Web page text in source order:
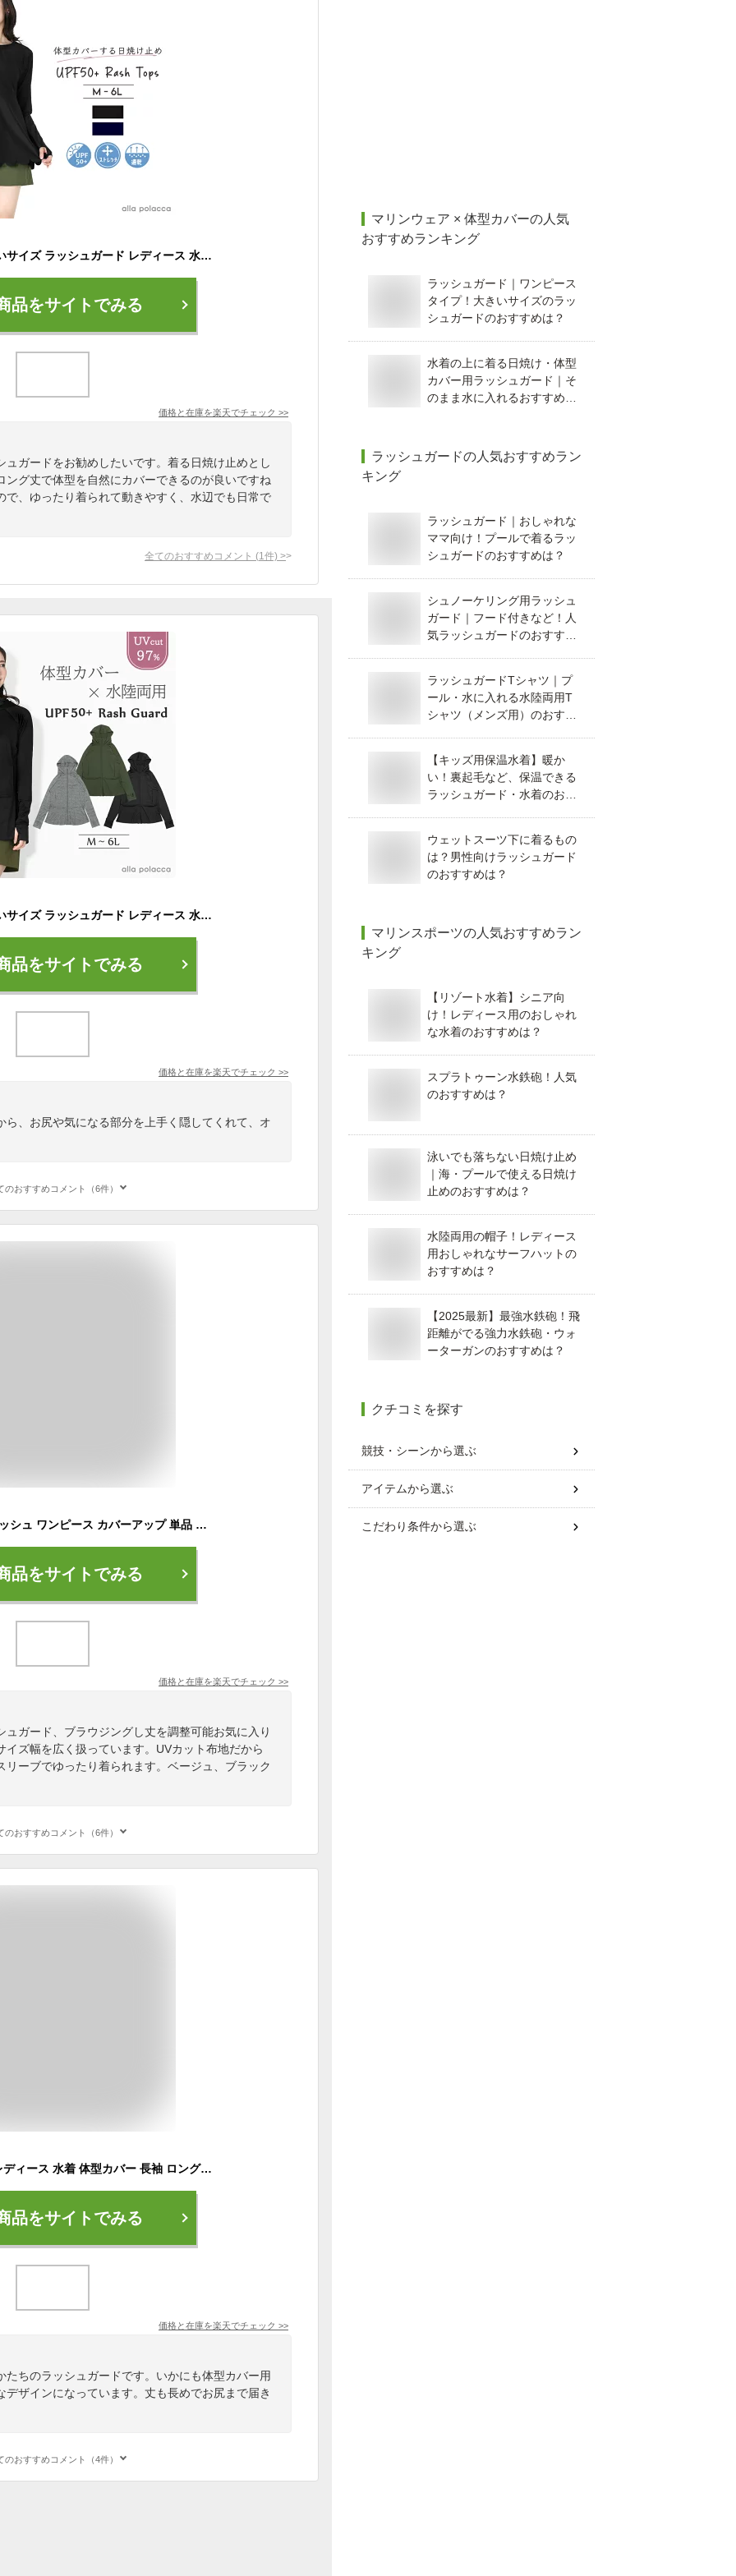
着る日焼け止め 大きいサイズ ラッシュガード レディース 水着 UPF50+ トップス スカラップ チュニック ロング丈 カバーアップ 体型カバー 6L 5L 4L 3L LL 2L L ぽっちゃり 20代 30代 40代 50代 お洒落alla polacca アラポラッカ 送料無料
品をサイトでみる
価格と在庫を楽天でチェック >>
ガードをお勧めしたいです。着る日焼け止めとし
ング丈で体型を自然にカバーできるのが良いですね
で、ゆったり着られて動きやすく、水辺でも日常で
全てのおすすめコメント (1 件) >
着る日焼け止め 大きいサイズ ラッシュガード レディース 水着 UPF50+ 長袖 フルジップ 体型カバー ロング丈 6L 5L 4L 3L LL 2L L ぽっちゃり 30代 40代 50代 60代 70代 ミセス ママ水着alla polacca アラポラッカ 送料無料
品をサイトでみる
価格と在庫を楽天でチェック >>
ら、お尻や気になる部分を上手く隠してくれて、オ
のおすすめコメント（6件）
大きいサイズ 水着 ラッシュ ワンピース カバーアップ 単品 レディース 体型カバー チュニック UPF50+ ラッシュガード ママ水着 ぽっちゃり 6L 5L 4L 3L LL L M お洒落 30代 40代 50代 60代alla polacca アラポラッカ 送料無料
品をサイトでみる
価格と在庫を楽天でチェック >>
ガード、ブラウジングし丈を調整可能お気に入り
ズ幅を広く扱っています。UVカット布地だから
ーブでゆったり着られます。ベージュ、ブラック
のおすすめコメント（6件）
【ラッシュガード】レディース 水着 体型カバー 長袖 ロングTシャツ アウター ゆったりめ レギンス スリットデザイン フリル ギャザー 20/30/40/50代 無地 黒 二の腕/お腹/太もも/お尻 露出控えめ 女子 ママ ぽっちゃり お洒落 UVカット UPF50+ 水陸両用
品をサイトでみる
価格と在庫を楽天でチェック >>
ちのラッシュガードです。いかにも体型カバー用
ザインになっています。丈も長めでお尻まで届き
のおすすめコメント（4件）
マリンウェア × 体型カバーの人気
おすすめランキング
ラッシュガード｜ワンピース
タイプ！大きいサイズのラッ
シュガードのおすすめは？
水着の上に着る日焼け・体型
カバー用ラッシュガード｜そ
のまま水に入れるおすすめ
ラッシュガードの人気おすすめラン
キング
ラッシュガード｜おしゃれな
ママ向け！プールで着るラッ
シュガードのおすすめは？
シュノーケリング用ラッシュ
ガード｜フード付きなど！人
気ラッシュガードのおすすめ
ラッシュガードTシャツ｜プ
ール・水に入れる水陸両用T
シャツ（メンズ用）のおすす
【キッズ用保温水着】暖か
い！裏起毛など、保温できる
ラッシュガード・水着のおす
ウェットスーツ下に着るもの
は？男性向けラッシュガード
のおすすめは？
マリンスポーツの人気おすすめラン
キング
【リゾート水着】シニア向
け！レディース用のおしゃれ
な水着のおすすめは？
スプラトゥーン水鉄砲！人気
のおすすめは？
泳いでも落ちない日焼け止め
｜海・プールで使える日焼け
止めのおすすめは？
水陸両用の帽子！レディース
用おしゃれなサーフハットの
おすすめは？
【2025最新】最強水鉄砲！飛
距離がでる強力水鉄砲・ウォ
ーターガンのおすすめは？
クチコミを探す
競技・シーンから選ぶ
アイテムから選ぶ
こだわり条件から選ぶ